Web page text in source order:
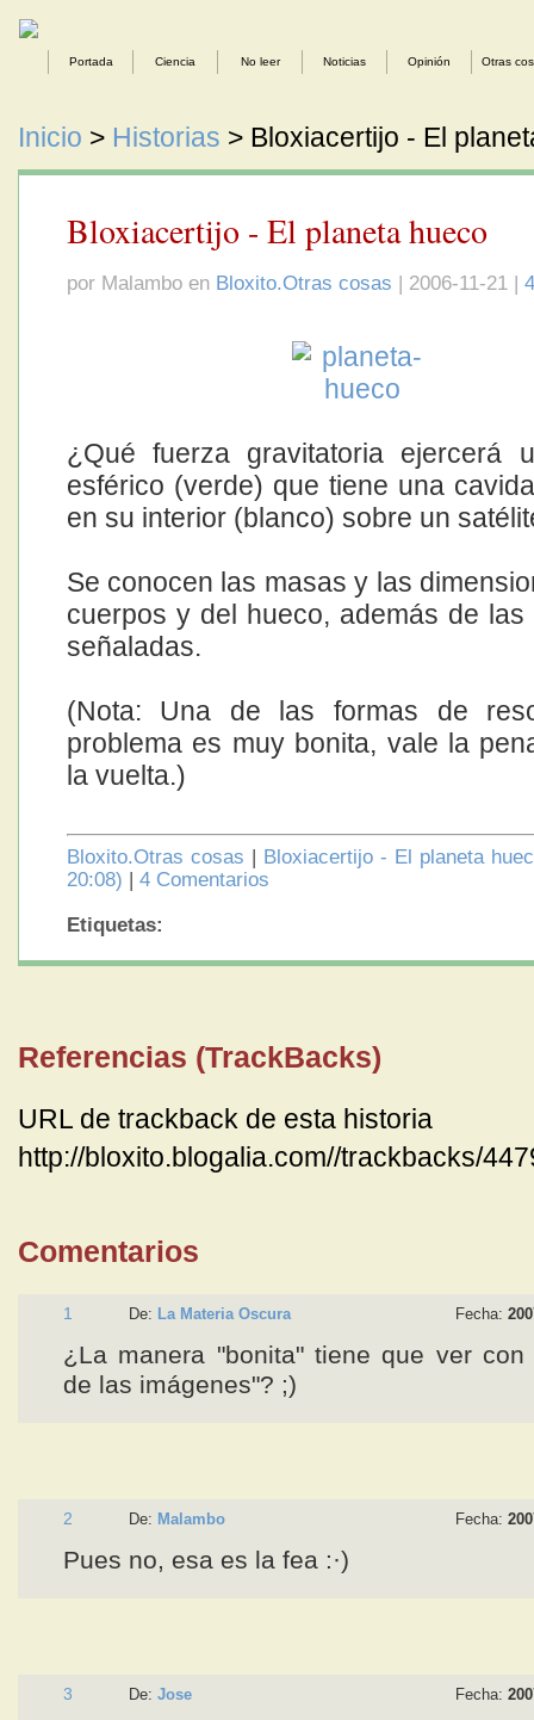
Portada Ciencia No leer Noticias Opinión Otras
Inicio > Historias > Bloxiacertijo - El
Bloxiacertijo - El planeta hueco
por Malambo en Bloxito.Otras cosas | 2006-11-21 |
¿Qué fuerza gravitatoria ejercerá
esférico (verde) que tiene una
en su interior (blanco) sobre un
Se conocen las masas y las
cuerpos y del hueco, además de las
señaladas.
(Nota: Una de las formas de
problema es muy bonita, vale la
la vuelta.)
Bloxito.Otras cosas | Bloxiacertijo - El planeta
20:08) | 4 Comentarios
Etiquetas:
Referencias (TrackBacks)
URL de trackback de esta historia
http://bloxito.blogalia.com//trackbacks/
Comentarios
1 De: La Materia Oscura Fecha:
¿La manera "bonita" tiene que ver con
de las imágenes"? ;)
2 De: Malambo Fecha:
Pues no, esa es la fea :·)
3 De: Jose Fecha: